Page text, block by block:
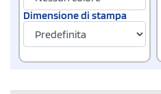
Dimensione di stampa